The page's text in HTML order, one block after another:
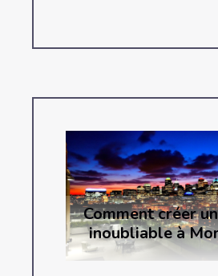
Comment créer
inoubliable à